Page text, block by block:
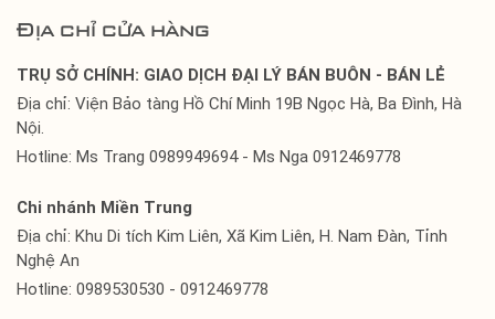
Địa chỉ cửa hàng
TRỤ SỞ CHÍNH: GIAO DỊCH ĐẠI LÝ BÁN BUÔN - BÁN LẺ
Địa chỉ: Viện Bảo tàng Hồ Chí Minh 19B Ngọc Hà, Ba Đình, Hà
Nội.
Hotline: Ms Trang 0989949694 - Ms Nga 0912469778
Chi nhánh Miền Trung
Địa chỉ: Khu Di tích Kim Liên, Xã Kim Liên, H. Nam Đàn, Tỉnh
Nghệ An
Hotline: 0989530530 - 0912469778